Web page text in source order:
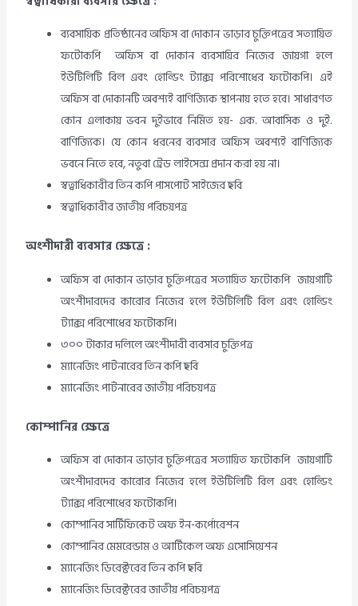
ব্যবসায়িক প্রতিষ্ঠানের অফিস বা দোকান ভাড়ার চুক্তিপত্রের সত্যায়িত
ফটোকপি অফিস বা দোকান ব্যবসায়ির নিজের জায়গা হলে
ইউটিলিটি বিল এবং হোল্ডিং ট্যাক্স পরিশোধের ফটোকপি। এই
অফিস বা দোকানটি অবশ্যই বাণিজ্যিক স্থাপনায় হতে হবে। সাধারণত
কোন এলাকায় ভবন দুইভাবে নির্মিত হয়- এক. আবাসিক ও দুই.
বাণিজ্যিক। যে কোন ধরনের ব্যবসার অফিস অবশ্যই বাণিজ্যিক
ভবনে নিতে হবে, নতুবা ট্রেড লাইসেন্স প্রদান করা হয় না।
স্বত্বাধিকারীর তিন কপি পাসপোর্ট সাইজের ছবি
স্বত্বাধিকারীর জাতীয় পরিচয়পত্র
অংশীদারী ব্যবসার ক্ষেত্রে :
অফিস বা দোকান ভাড়ার চুক্তিপত্রের সত্যায়িত ফটোকপি জায়গাটি
অংশীদারদের কারোর নিজের হলে ইউটিলিটি বিল এবং হোল্ডিং
ট্যাক্স পরিশোধের ফটোকপি।
৩০০ টাকার দলিলে অংশীদারী ব্যবসার চুক্তিপত্র
ম্যানেজিং পার্টনারের তিন কপি ছবি
ম্যানেজিং পার্টনারের জাতীয় পরিচয়পত্র
কোম্পানির ক্ষেত্রে
অফিস বা দোকান ভাড়ার চুক্তিপত্রের সত্যায়িত ফটোকপি জায়গাটি
অংশীদারদের কারোর নিজের হলে ইউটিলিটি বিল এবং হোল্ডিং
ট্যাক্স পরিশোধের ফটোকপি।
কোম্পানির সার্টিফিকেট অফ ইন-কর্পোরেশন
কোম্পানির মেমরেন্ডাম ও আর্টিকেল অফ এসোসিয়েশন
ম্যানেজিং ডিরেক্টরের তিন কপি ছবি
ম্যানেজিং ডিরেক্টরের জাতীয় পরিচয়পত্র